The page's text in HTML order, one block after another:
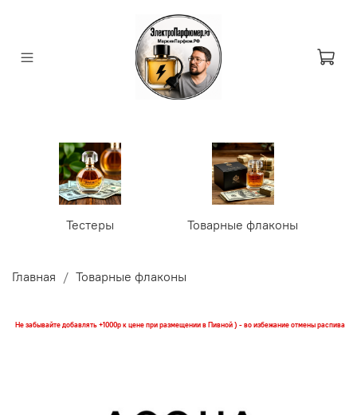
Тестеры Товарные флаконы
Главная Товарные флаконы
Не забывайте добавлять +1000р к цене при размещении в Пивной ) - во избежание отмены распива